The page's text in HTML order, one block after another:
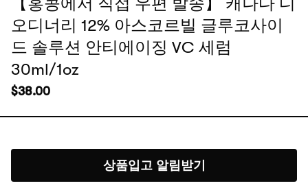
오디너리 12% 아스코르빌 글루코사이
드 솔루션 안티에이징 VC 세럼
30ml/1oz
$38.00
상품입고 알림받기